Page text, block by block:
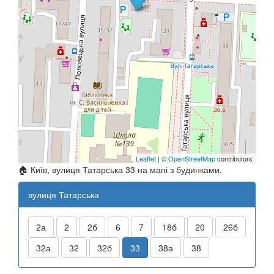
Leaflet | ©OpenStreetMapcontributors
🏠 Київ, вулиця Татарська 33 на мапі з будинками.
вулиця Татарська
2а 2 2б 6 7 18б 20
26б
32а
32 32б 33 38а 38